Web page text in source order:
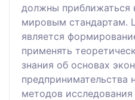
должны
мировым стандартам.
является
применять
знания об основах
предпринимательства
методов